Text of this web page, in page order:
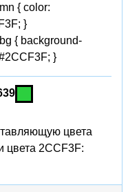
{ color:
}
{ background-
}
цвета
цвета 2CCF3F: